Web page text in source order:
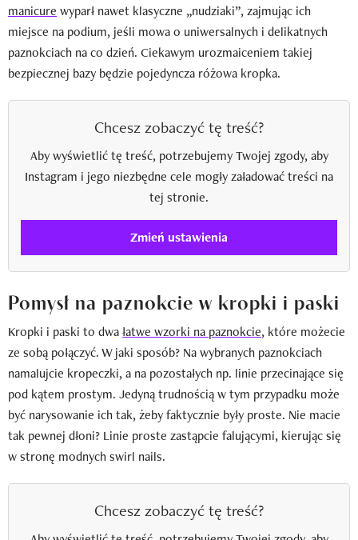
manicure wyparł nawet klasyczne „nudziaki”, zajmując ich
miejsce na podium, jeśli mowa o uniwersalnych i delikatnych
paznokciach na co dzień. Ciekawym urozmaiceniem takiej
bezpiecznej bazy będzie pojedyncza różowa kropka.
Chcesz zobaczyć tę treść?
Aby wyświetlić tę treść, potrzebujemy Twojej zgody, aby
Instagram i jego niezbędne cele mogły załadować treści na
tej stronie.
Zmień ustawienia
Pomysł na paznokcie w kropki i paski
Kropki i paski to dwałatwe wzorki na paznokcie, które możecie
ze sobą połączyć. W jaki sposób? Na wybranych paznokciach
namalujcie kropeczki, a na pozostałych np. linie przecinające się
pod kątem prostym. Jedyną trudnością w tym przypadku może
być narysowanie ich tak, żeby faktycznie były proste. Nie macie
tak pewnej dłoni? Linie proste zastąpcie falującymi, kierując się
w stronę modnych swirl nails.
Chcesz zobaczyć tę treść?